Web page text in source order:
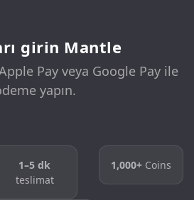
girin Mantle
Pay veya Google Pay ile
yapın.
1–5 dk
teslimat
1,000+Coins